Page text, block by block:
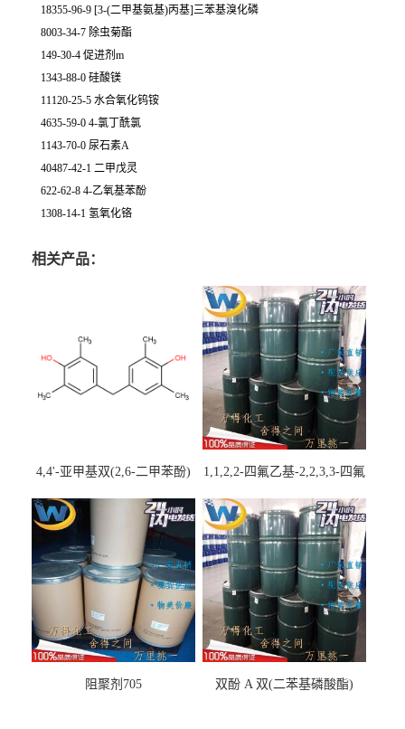
18355-96-9 [3-(二甲基氨基)丙基]三苯基溴化磷
8003-34-7 除虫菊酯
149-30-4 促进剂m
1343-88-0 硅酸镁
11120-25-5 水合氧化钨铵
4635-59-0 4-氯丁酰氯
1143-70-0 尿石素A
40487-42-1 二甲戊灵
622-62-8 4-乙氧基苯酚
1308-14-1 氢氧化铬
相关产品：
4,4'-亚甲基双(2,6-二甲苯酚)
1,1,2,2-四氟乙基-2,2,3,3-四氟
阻聚剂705 双酚 A 双(二苯基磷酸酯)